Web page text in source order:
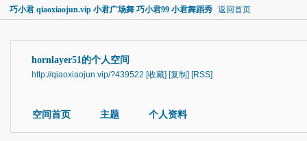
巧小君 qiaoxiaojun.vip 小君广场舞 巧小君99 小君舞蹈秀 返回首页
hornlayer51的个人空间
http://qiaoxiaojun.vip/?439522 [收藏] [复制] [RSS]
空间首页 主题 个人资料